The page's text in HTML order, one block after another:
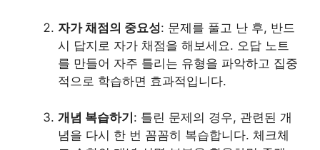
자가 채점의 중요성: 문제를 풀고 난 후, 반드
시 답지로 자가 채점을 해보세요. 오답 노트
를 만들어 자주 틀리는 유형을 파악하고 집중
적으로 학습하면 효과적입니다.
개념 복습하기: 틀린 문제의 경우, 관련된 개
념을 다시 한 번 꼼꼼히 복습합니다. 체크체